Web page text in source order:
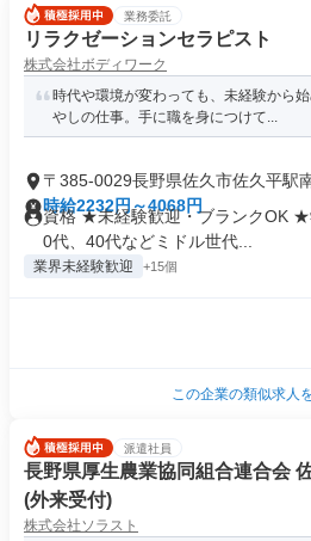
業務委託
リラクゼーションセラピスト
株式会社ボディワーク
時代や環境が変わっても、未経験から
やしの仕事。手に職を身につけて...
〒385-0029長野県佐久市佐久平駅
時給2232円～4068円
資格 ★未経験歓迎・ブランクOK
0代、40代などミドル世代...
業界未経験歓迎 +15個
この企業の類似求人
派遣社員
長野県厚生農業協同組合連合会
(外来受付)
株式会社ソラスト